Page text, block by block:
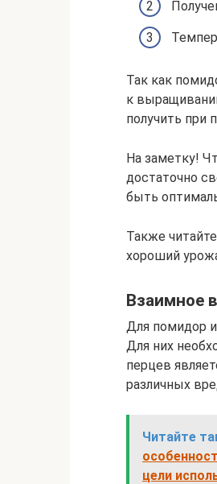
Так как
к
получить при
На заметку!
достаточно
быть
Также
хороший
Взаимное
Для помидор и
Для них
перцев
различных
Читайте
цели